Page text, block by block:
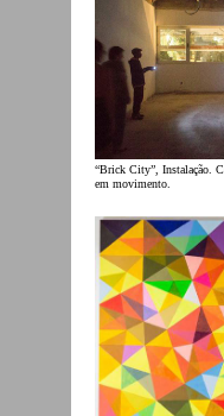
“Brick City”, Instalação.
em movimento.